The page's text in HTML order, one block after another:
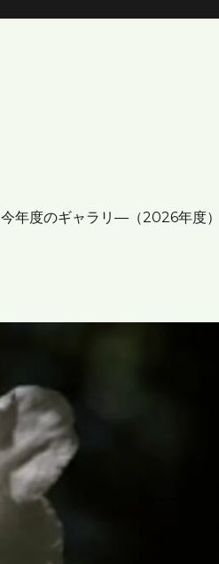
今年度のギャラリ―（2026年度）